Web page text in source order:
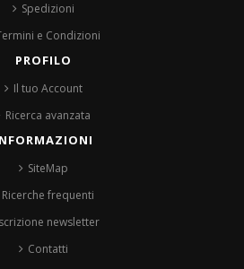
Spedizioni
e Condizioni
PROFILO
Il tuo Account
Ricerca avanzata
SiteMap
Ricerche frequenti
newsletter
Contatti